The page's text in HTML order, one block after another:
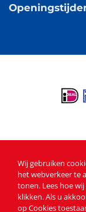
Wij gebruiken
het webverkeer te
tonen. Lees hoe
klikken. Als u
op Cookies